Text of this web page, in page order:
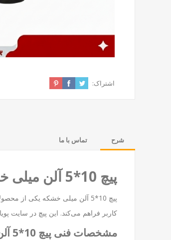
اشتراک:
شرح تماس با ما
پیچ 10*5 آلن میلی خشکه | استحکام و دقت در کاربردهای صنعتی و خودرویی
پیچ 10*5 آلن میلی خشکه یکی از
کاربر فراهم می‌کند. این پیچ در سایت
مشخصات فنی پیچ 10*5 آلن میلی خشکه